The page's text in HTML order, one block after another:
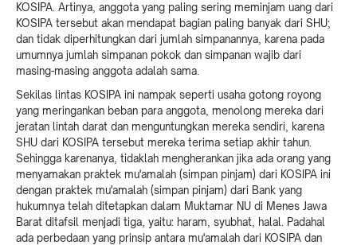
KOSIPA. Artinya, anggota yang paling sering meminjam uang dari
KOSIPA tersebut akan mendapat bagian paling banyak dari SHU;
dan tidak diperhitungkan dari jumlah simpanannya, karena pada
umumnya jumlah simpanan pokok dan simpanan wajib dari
masing-masing anggota adalah sama.
Sekilas lintas KOSIPA ini nampak seperti usaha gotong royong
yang meringankan beban para anggota, menolong mereka dari
jeratan lintah darat dan menguntungkan mereka sendiri, karena
SHU dari KOSIPA tersebut mereka terima setiap akhir tahun.
Sehingga karenanya, tidaklah mengherankan jika ada orang yang
menyamakan praktek mu'amalah (simpan pinjam) dari KOSIPA ini
dengan praktek mu'amalah (simpan pinjam) dari Bank yang
hukumnya telah ditetapkan dalam Muktamar NU di Menes Jawa
Barat ditafsil menjadi tiga, yaitu: haram, syubhat, halal. Padahal
ada perbedaan yang prinsip antara mu'amalah dari KOSIPA dan